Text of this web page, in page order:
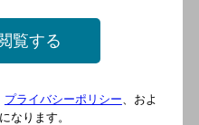
覧する
プライバシーポリシー 、およ
なります。